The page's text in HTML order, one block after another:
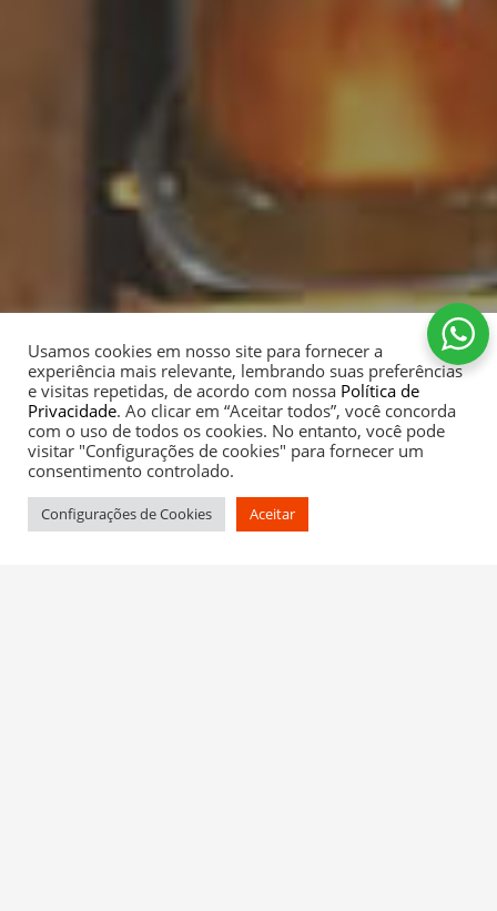
Usamos cookies em nosso site para fornecer a
experiência mais relevante, lembrando suas preferências
e visitas repetidas, de acordo com nossa Política de
Privacidade. Ao clicar em “Aceitar todos”, você concorda
com o uso de todos os cookies. No entanto, você pode
visitar "Configurações de cookies" para fornecer um
consentimento controlado.
Configurações de Cookies Aceitar